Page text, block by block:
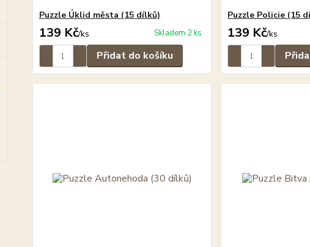
Puzzle Úklid města (15 dílků)
139 Kč/ks Skladem 2 ks
Přidat do košíku
Puzzle Policie (15
139 Kč/ks